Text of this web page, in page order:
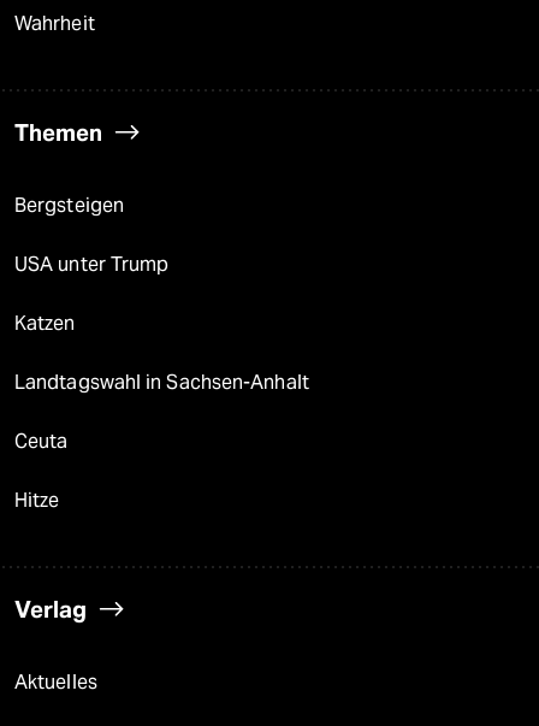
Wahrheit
Themen
Bergsteigen
USA unter Trump
Katzen
Landtagswahl in Sachsen-Anhalt
Ceuta
Hitze
Verlag
Aktuelles